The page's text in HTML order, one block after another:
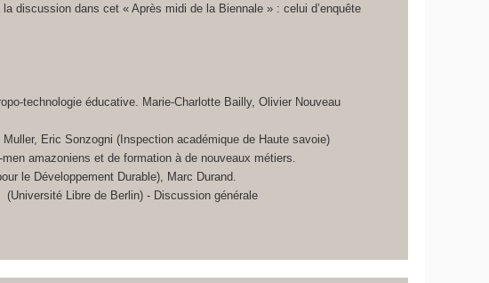
discussion dans cet « Après midi de la Biennale » : celui d’enquête
technologie éducative. Marie-Charlotte Bailly, Olivier Nouveau
Eric Sonzogni (Inspection académique de Haute savoie)
amazoniens et de formation à de nouveaux métiers.
le Développement Durable), Marc Durand.
Libre de Berlin) - Discussion générale